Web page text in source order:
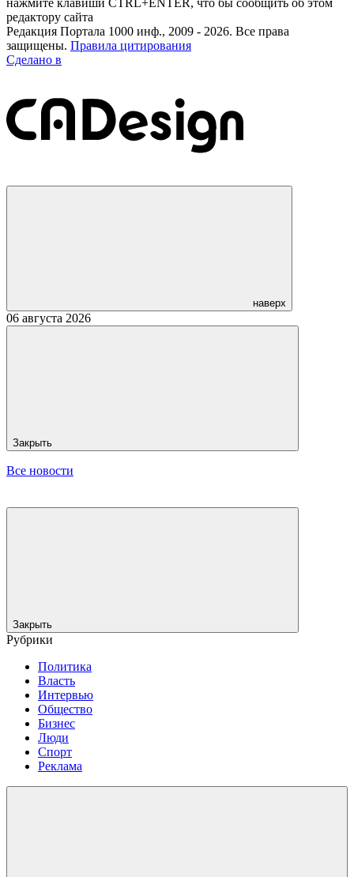
редактору сайта
Редакция Портала 1000 инф., 2009 - 2026. Все права
защищены. Правила цитирования
Сделано в
наверх
06 августа 2026
Закрыть
Все новости
Закрыть
Рубрики
Политика
Власть
Интервью
Общество
Бизнес
Люди
Спорт
Реклама